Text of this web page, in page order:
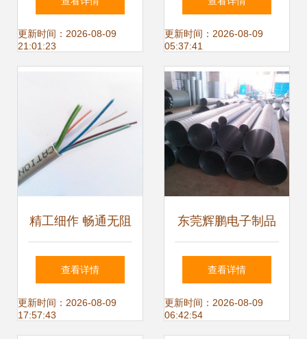
惠的完美结合
更新时间：2026-08-09
21:01:23
开门红，订单爆满
已是下半场
更新时间：2026-08-09
05:37:41
精工细作 畅通无阻
葛芳1米白色铜铝
六类网线评测
查看详情
更新时间：2026-08-09
17:57:43
东莞辉鹏电子制品
厂 专注接线端子与
网络线加工定制的
查看详情
更新时间：2026-08-09
06:42:54